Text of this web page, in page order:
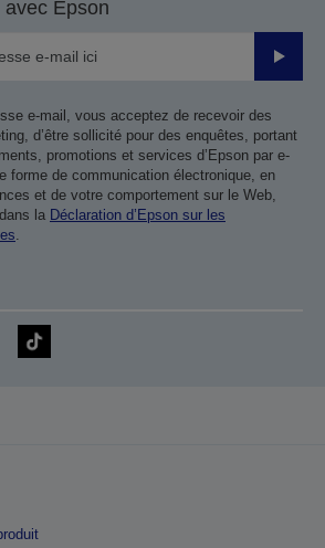
Epson
Valider
e-mail, vous acceptez de recevoir des
d’être sollicité pour des enquêtes, portant
promotions et services d’Epson par e-
forme de communication électronique, en
et de votre comportement sur le Web,
la Déclaration d’Epson sur les
.